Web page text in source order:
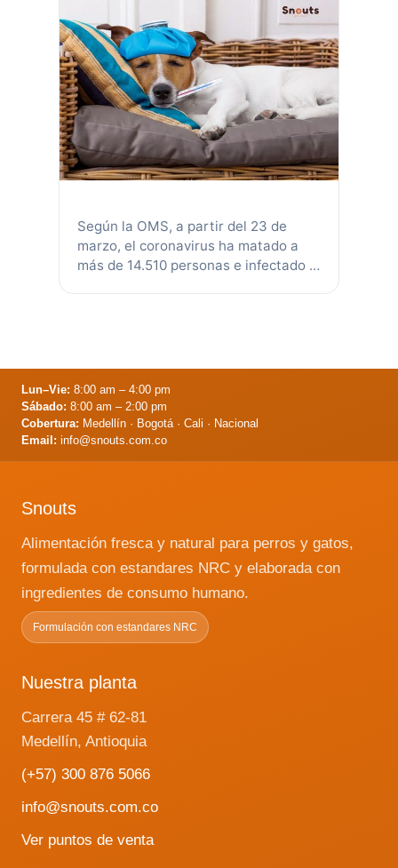
Según la OMS, a partir del 23 de
marzo, el coronavirus ha matado a
más de 14.510 personas e infectado a
causar dificultad para respirar. …
más
Lun–Vie: 8:00 am – 4:00 pm
Sábado: 8:00 am – 2:00 pm
Cobertura: Medellín · Bogotá · Cali · Nacional
Email: info@snouts.com.co
Snouts
Alimentación fresca y natural para perros y gatos,
formulada con estandares NRC y elaborada con
ingredientes de consumo humano.
Formulación con estandares NRC
Nuestra planta
Carrera 45 # 62-81
Medellín, Antioquia
(+57) 300 876 5066
info@snouts.com.co
Ver puntos de venta